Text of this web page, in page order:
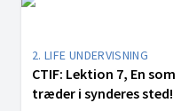
2. LIFE UNDERVISNING
CTIF: Lektion 7, En som
træder i synderes sted!